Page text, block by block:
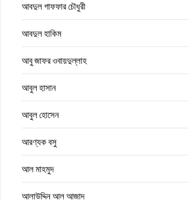
আবদুল গাফফার চৌধুরী
আবদুল হাকিম
আবু জাফর ওবায়দুল্লাহ
আবুল হাসান
আবুল হোসেন
আরণ্যক বসু
আল মাহমুদ
আলাউদ্দিন আল আজাদ